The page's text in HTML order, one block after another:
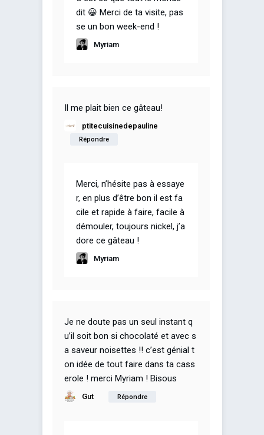
dit 😀 Merci de ta visite, pas
se un bon week-end !
Myriam
Il me plait bien ce gâteau!
ptitecuisinedepauline
Répondre
Merci, n’hésite pas à essaye
r, en plus d’être bon il est fa
cile et rapide à faire, facile à
démouler, toujours nickel, j’a
dore ce gâteau !
Myriam
Je ne doute pas un seul instant q
u’il soit bon si chocolaté et avec s
a saveur noisettes !! c’est génial t
on idée de tout faire dans ta cass
erole ! merci Myriam ! Bisous
Gut Répondre